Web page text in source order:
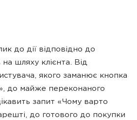
до дії відповідно до
шляху клієнта. Від
якого заманює кнопка
до майже переконаного
запит «Чому варто
до готового до покупки